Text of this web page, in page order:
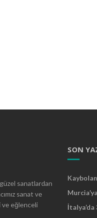
sanatlardan
sanat ve
ve eğlenceli
SON